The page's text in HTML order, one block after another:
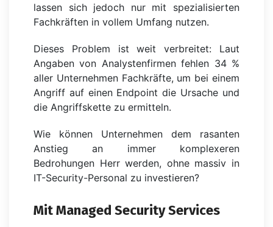
lassen sich jedoch nur mit spezialisierten
Fachkräften in vollem Umfang nutzen.
Dieses Problem ist weit verbreitet: Laut
Angaben von Analystenfirmen fehlen 34 %
aller Unternehmen Fachkräfte, um bei einem
Angriff auf einen Endpoint die Ursache und
die Angriffskette zu ermitteln.
Wie können Unternehmen dem rasanten
Anstieg an immer komplexeren
Bedrohungen Herr werden, ohne massiv in
IT-Security-Personal zu investieren?
Mit Managed Security Services